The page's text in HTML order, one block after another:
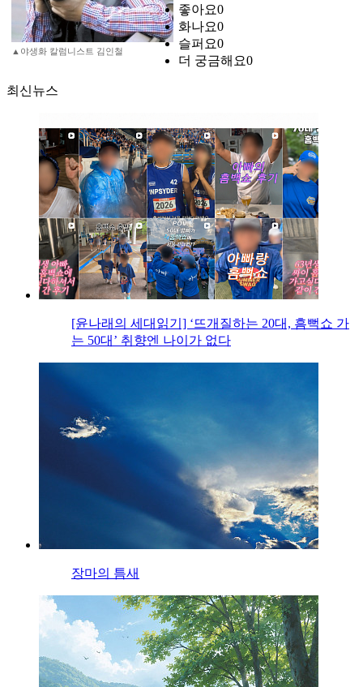
▲야생화 칼럼니스트 김인철
좋아요0
화나요0
슬퍼요0
더 궁금해요0
최신뉴스
[윤나래의 세대읽기] ‘뜨개질하는 20대, 흠뻑쇼 가
는 50대’ 취향엔 나이가 없다
장마의 틈새